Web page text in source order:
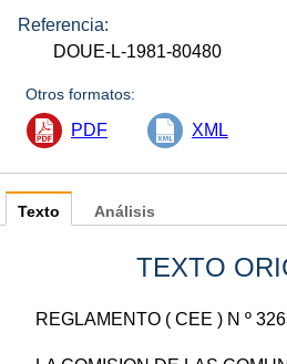
Referencia:
DOUE-L-1981-80480
Otros formatos:
PDF XML
Texto
TEXTO
REGLAMENTO ( CEE ) N º
Análisis